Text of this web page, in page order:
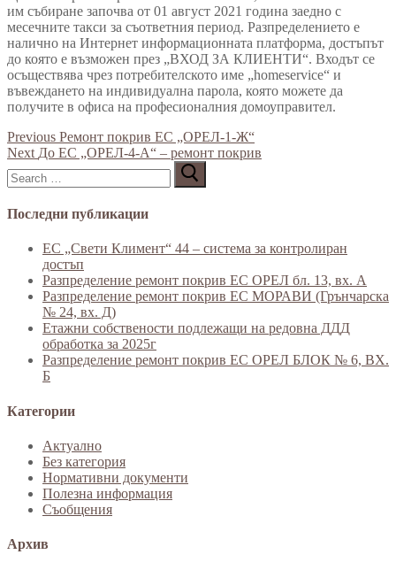
им събиране започва от 01 август 2021 година заедно с
месечните такси за съответния период. Разпределението е
налично на Интернет информационната платформа, достъпът
до която е възможен през „ВХОД ЗА КЛИЕНТИ“. Входът се
осъществява чрез потребителското име „homeservice“ и
въвеждането на индивидуална парола, която можете да
получите в офиса на професионалния домоуправител.
Previous Ремонт покрив ЕС „ОРЕЛ-1-Ж“
Next До ЕС „ОРЕЛ-4-А“ – ремонт покрив
Последни публикации
ЕС „Свети Климент“ 44 – система за контролиран
достъп
Разпределение ремонт покрив ЕС ОРЕЛ бл. 13, вх. А
Разпределение ремонт покрив ЕС МОРАВИ (Грънчарска
№ 24, вх. Д)
Етажни собствености подлежащи на редовна ДДД
обработка за 2025г
Разпределение ремонт покрив ЕС ОРЕЛ БЛОК № 6, ВХ.
Б
Категории
Актуално
Без категория
Нормативни документи
Полезна информация
Съобщения
Архив